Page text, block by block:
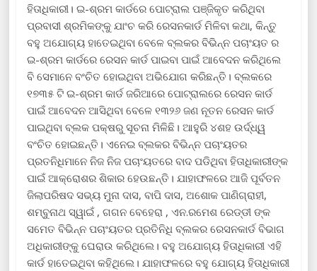
ହିତାଧିକାରୀ। ଇ-ଶ୍ରମ କାର୍ଡରେ ପୋଟ୍ରାଲ ପଞ୍ଜିକୃତ କରିଥିବା
ପ୍ରବାସୀ ଶ୍ରମିକଙ୍କୁ ଯାଂଚ କରି ରେସନକାର୍ଡ ମିଳିବା କଥା, କିନ୍ତୁ
ବହୁ ଅଯୋଗ୍ୟ ହାତେଇଥିବା ବେଳେ ବ୍ଲକର ବିଭିନ୍ନ ପଚାଂୟତ ର
ଇ-ଶ୍ରମ କାର୍ଡରେ ରେସନ କାର୍ଡ ପାଇବା ପାଇଁ ଆବେଦନ କରିଥିଲେ
ବି ସେମାନେ ବଂଚିତ ହୋଇଥିବା ଅଭିଯୋଗ କରିଛନ୍ତି। ବ୍ଲକରେ
୧୭୩୫ ଟି ଇ-ଶ୍ରମ କାର୍ଡ ଜରିଆରେ ପୋଟ୍ରାଲରେ ରେସନ କାର୍ଡ
ପାଇଁ ଆବେଦନ ଆସିଥିବା ବେଳେ ୧୩୨୬ ଜଣ ନୂତନ ରେସନ କାର୍ଡ
ପାଇଥିବା ବ୍ଲକ ପକ୍ଷରୁ ସୂଚନା ମିଳିଛି। ଆହୁରି ୪ଶହ ଉର୍ଦ୍ଧ୍ୱ
ବଂଚିତ ହୋଇଛନ୍ତି। ଏନେଇ ବ୍ଲକର ବିଭିନ୍ନ ପଚାଂୟତର
ପ୍ରତନିଧିମାନେ ନିଜ ନିଜ ପଚାଂୟତରେ ବାଦ ପଡିଥିବା ହିତାଧିକାରୀଙ୍କ
ପାଇଁ ଆକ୍ରୋଶର ଶିକାର ହେଉଛନ୍ତି। ଯାହାଫଳରେ ଆଜି ପୂର୍ବତନ
ଜିଲାପରିଷଦ ସଭ୍ୟ ମୁନା ଦାସ, ବାପି ଦାସ, ଅଶୋକ ପାଣିଗ୍ରାହୀ,
ଶମ୍ବୁନାଥ ସ୍ୱାଇଁ , ଗଗନ ବେହେରା , ଏନ.ରମେଶ ରେଡ୍ଡୀ ଙ୍କ
ସମେତ ବିଭିନ୍ନ ପଚାଂୟତର ପ୍ରତିନିଧି ବ୍ଲକର ରେସନକାର୍ଡ ବିଭାଗ
ଅଧିକାରୀଙ୍କୁ ଘେରାଉ କରିଥିଲେ। ବହୁ ଅଯୋଗ୍ୟ ହିତାଧିକାରୀ ଏହି
କାର୍ଡ ହାତେଇଥିବା କହିଥିଲେ। ଯାହାଫଳରେ ବହୁ ଯୋଗ୍ୟ ହିତାଧିକାରୀ